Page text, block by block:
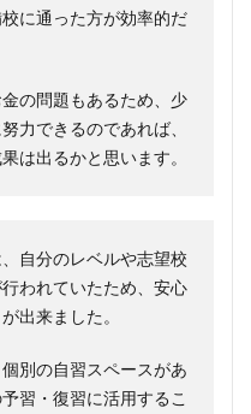
に通った方が効率的だ
の問題もあるため、少
力できるのであれば、
は出るかと思います。
自分のレベルや志望校
われていたため、安心
出来ました。
別の自習スペースがあ
習・復習に活用するこ